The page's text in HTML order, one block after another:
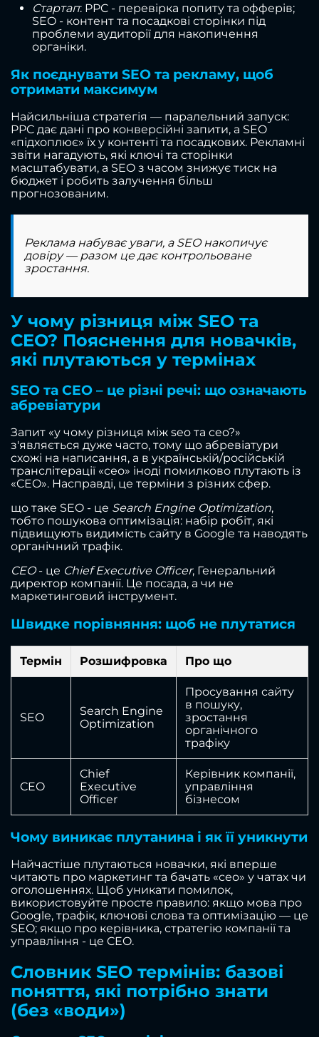
Стартап: PPC - перевірка попиту та офферів;
SEO - контент та посадкові сторінки під
проблеми аудиторії для накопичення
органіки.
Як поєднувати SEO та рекламу, щоб
отримати максимум
Найсильніша стратегія — паралельний запуск:
PPC дає дані про конверсійні запити, а SEO
«підхоплює» їх у контенті та посадкових. Рекламні
звіти нагадують, які ключі та сторінки
масштабувати, а SEO з часом знижує тиск на
бюджет і робить залучення більш
прогнозованим.
Реклама набуває уваги, а SEO накопичує
довіру — разом це дає контрольоване
зростання.
У чому різниця між SEO та
CEO? Пояснення для новачків,
які плутаються у термінах
SEO та CEO – це різні речі: що означають
абревіатури
Запит «у чому різниця між seo та ceo?»
з'являється дуже часто, тому що абревіатури
схожі на написання, а в українській/російській
транслітерації «сео» іноді помилково плутають із
«CEO». Насправді, це терміни з різних сфер.
що таке SEO - це Search Engine Optimization,
тобто пошукова оптимізація: набір робіт, які
підвищують видимість сайту в Google та наводять
органічний трафік.
CEO- це Chief Executive Officer, Генеральний
директор компанії. Це посада, а чи не
маркетинговий інструмент.
Швидке порівняння: щоб не плутатися
Термін Розшифровка Про що
SEO
Search Engine
Optimization
Просування сайту
в пошуку,
зростання
органічного
трафіку
CEO
Chief
Executive
Officer
Керівник компанії,
управління
бізнесом
Чому виникає плутанина і як її уникнути
Найчастіше плутаються новачки, які вперше
читають про маркетинг та бачать «сео» у чатах чи
оголошеннях. Щоб уникати помилок,
використовуйте просте правило: якщо мова про
Google, трафік, ключові слова та оптимізацію — це
SEO; якщо про керівника, стратегію компанії та
управління - це CEO.
Словник SEO термінів: базові
поняття, які потрібно знати
(без «води»)